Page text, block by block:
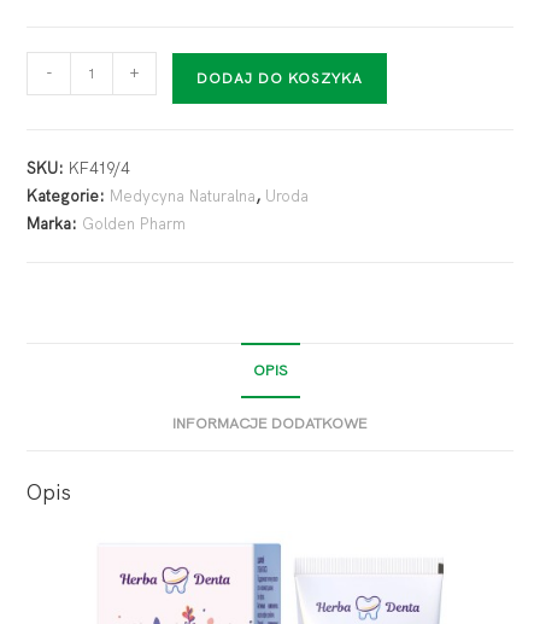
- + DODAJ DO KOSZYKA
SKU: KF419/4
Kategorie: Medycyna Naturalna, Uroda
Marka: Golden Pharm
OPIS
INFORMACJE DODATKOWE
Opis